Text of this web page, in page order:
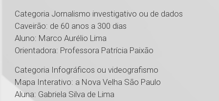
Categoria Jornalismo investigativo ou de dados
Caveirão: de 60 anos a 300 dias
Aluno: Marco Aurélio Lima
Orientadora: Professora Patrícia Paixão
Categoria Infográficos ou videografismo
Mapa Interativo: a Nova Velha São Paulo
Aluna: Gabriela Silva de Lima